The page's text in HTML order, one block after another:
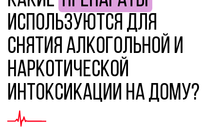
используются для
снятия алкогольной и
наркотической
интоксикации на дому?